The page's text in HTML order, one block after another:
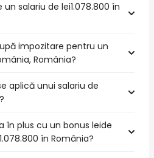
salariu de lei1.078.800 în
impozitare pentru un
România?
aplică unui salariu de
în plus cu un bonus leide
în România?